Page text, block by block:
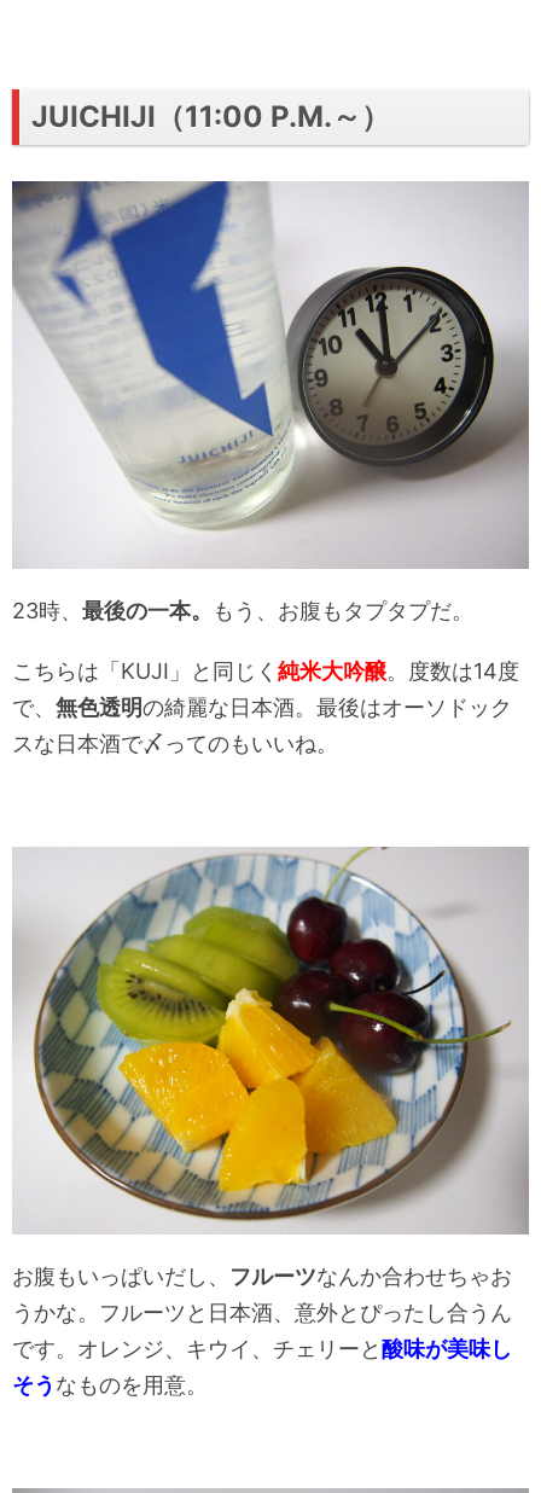
JUICHIJI（11:00 P.M.～）
23時、 最後の一本。 もう、お腹もタプタプだ。
こちらは「KUJI」と同じく 純米大吟醸。度数は14度
で、 無色透明の綺麗な日本酒。最後はオーソドック
スな日本酒で〆ってのもいいね。
お腹もいっぱいだし、 フルーツなんか合わせちゃお
うかな。フルーツと日本酒、意外とぴったし合うん
です。オレンジ、キウイ、チェリーと酸味が美味し
そう なものを用意。